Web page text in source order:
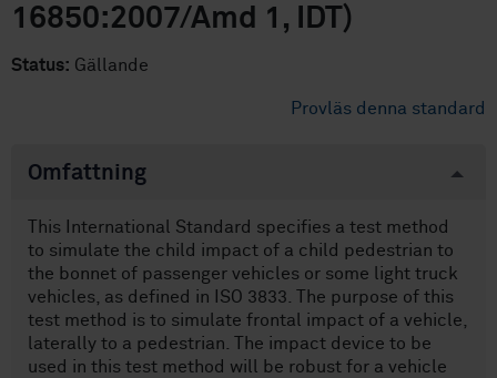
16850:2007/Amd 1, IDT)
Status: Gällande
Provläs denna standard
Omfattning
This International Standard specifies a test method
to simulate the child impact of a child pedestrian to
the bonnet of passenger vehicles or some light truck
vehicles, as defined in ISO 3833. The purpose of this
test method is to simulate frontal impact of a vehicle,
laterally to a pedestrian. The impact device to be
used in this test method will be robust for a vehicle